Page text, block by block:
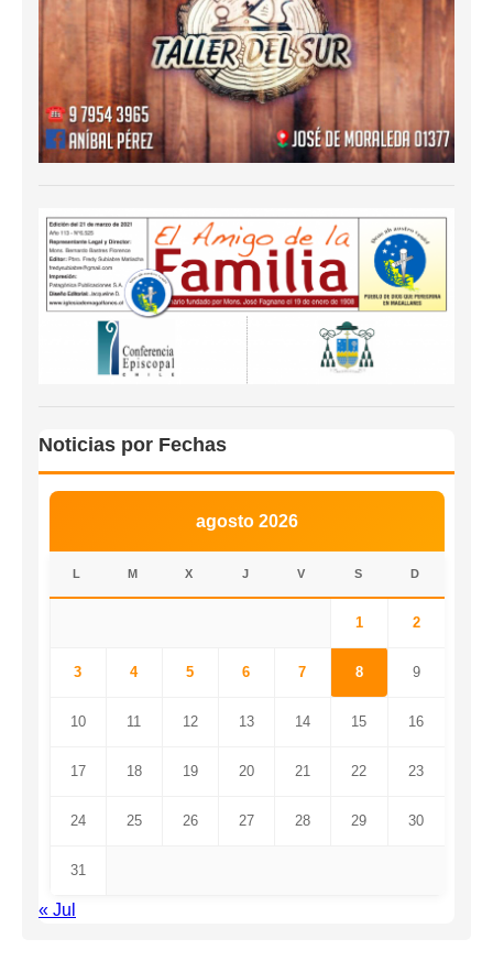
Noticias por Fechas
agosto 2026
L M X J V S D
1 2
3 4 5 6 7 8 9
10 11 12 13 14 15 16
17 18 19 20 21 22 23
24 25 26 27 28 29 30
31
« Jul